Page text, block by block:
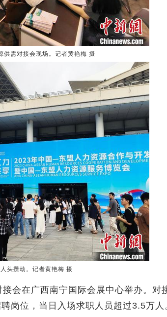
供需对接会现场。记者黄艳梅 摄
头攒动。记者黄艳梅 摄
在广西南宁国际会展中心举办。对
岗位，当日入场求职人员超过3.5万人